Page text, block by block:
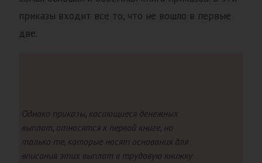
приказы входит все то, что не вошло в первые
две.
Однако приказы, касающиеся денежных
выплат, относятся к первой книге, но
только те, которые носят основания для
вписания этих выплат в трудовую книжку